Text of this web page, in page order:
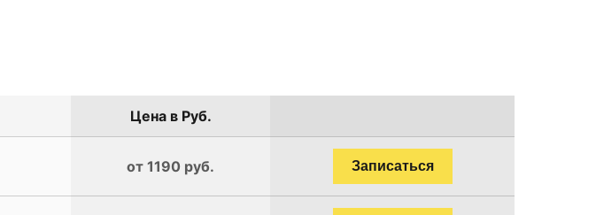
Цена в Руб.
от 1190 руб. Записаться